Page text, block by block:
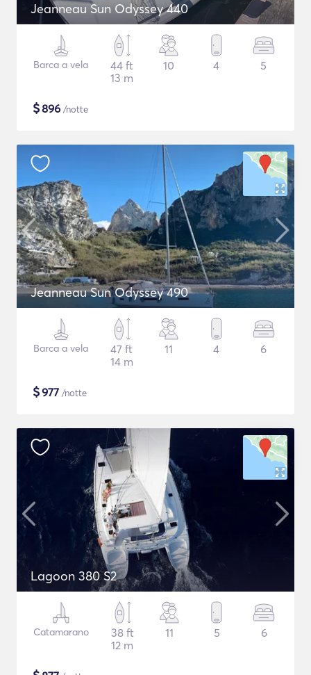
Jeanneau Sun Odyssey 440
Barca a vela
44 ft
13 m
10 4 5
$896 /notte
Jeanneau Sun Odyssey 490
Barca a vela
47 ft
14 m
11 4 6
$977 /notte
Lagoon 380 S2
Catamarano
38 ft
12 m
11 5 6